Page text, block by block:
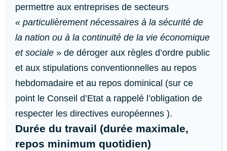
permettre aux entreprises de secteurs
« particulièrement nécessaires à la sécurité de
la nation ou à la continuité de la vie économique
et sociale » de déroger aux règles d’ordre public
et aux stipulations conventionnelles au repos
hebdomadaire et au repos dominical (sur ce
point le Conseil d’Etat a rappelé l’obligation de
respecter les directives européennes ).
Durée du travail (durée maximale,
repos minimum quotidien)